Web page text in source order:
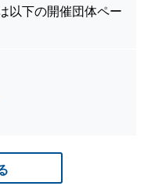
以下の開催団体ペー